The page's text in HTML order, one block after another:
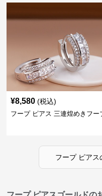
¥8,580 (税込)
フープ ピアス 三連煌めきフー
フープ ピアス